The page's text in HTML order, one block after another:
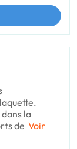
la
de Voir